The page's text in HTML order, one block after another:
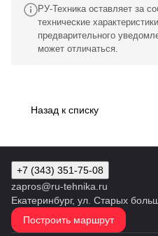
РУ-Техника оставляет за
технические
предварительного
может отличаться.
Назад к списку
+7 (343) 351-75-08
zapros@ru-tehnika.ru
Екатеринбург, ул. Старых
Построить маршрут